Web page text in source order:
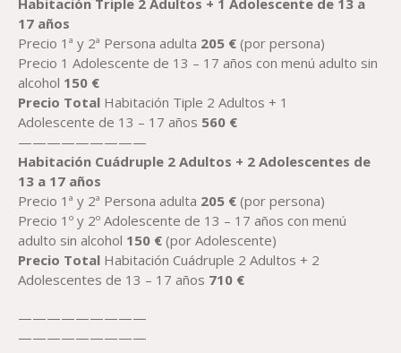
17 años
Precio 1ª y 2ª Persona adulta 205 € (por persona)
Precio 1 Adolescente de 13 – 17 años con menú adulto sin
alcohol 150 €
Precio Total Habitación Tiple 2 Adultos + 1
Adolescente de 13 – 17 años 560 €
—————————
Habitación Cuádruple 2 Adultos + 2 Adolescentes de
13 a 17 años
Precio 1ª y 2ª Persona adulta 205 € (por persona)
Precio 1º y 2º Adolescente de 13 – 17 años con menú
adulto sin alcohol 150 € (por Adolescente)
Precio Total Habitación Cuádruple 2 Adultos + 2
Adolescentes de 13 – 17 años 710 €
—————————
—————————